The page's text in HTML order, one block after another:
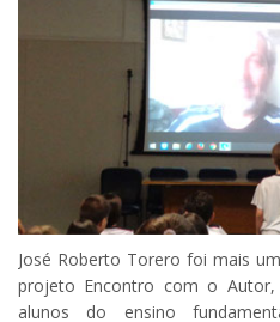
José Roberto Torero foi mais
projeto Encontro com o
alunos do ensino